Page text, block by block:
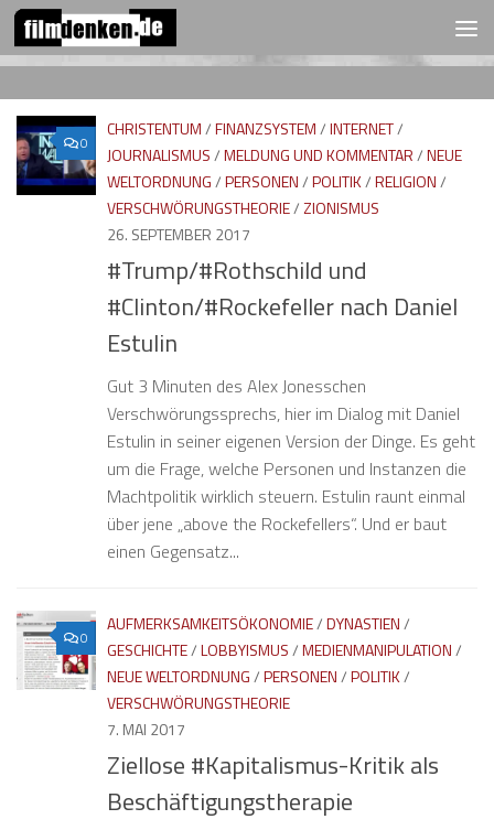
Zum Inhalt springenFOLGEN:
0
CHRISTENTUM/FINANZSYSTEM/INTERNET/
JOURNALISMUS/MELDUNG UND KOMMENTAR/NEUE
WELTORDNUNG/PERSONEN/POLITIK/RELIGION/
VERSCHWÖRUNGSTHEORIE/ZIONISMUS
26. SEPTEMBER 2017
#Trump/#Rothschild und
#Clinton/#Rockefeller nach Daniel
Estulin
Gut 3 Minuten des Alex Jonesschen
Verschwörungssprechs, hier im Dialog mit Daniel
Estulin in seiner eigenen Version der Dinge. Es geht
um die Frage, welche Personen und Instanzen die
Machtpolitik wirklich steuern. Estulin raunt einmal
über jene „above the Rockefellers“. Und er baut
einen Gegensatz...
0
AUFMERKSAMKEITSÖKONOMIE/DYNASTIEN/
GESCHICHTE/LOBBYISMUS/MEDIENMANIPULATION/
NEUE WELTORDNUNG/PERSONEN/POLITIK/
VERSCHWÖRUNGSTHEORIE
7. MAI 2017
Ziellose #Kapitalismus-Kritik als
Beschäftigungstherapie